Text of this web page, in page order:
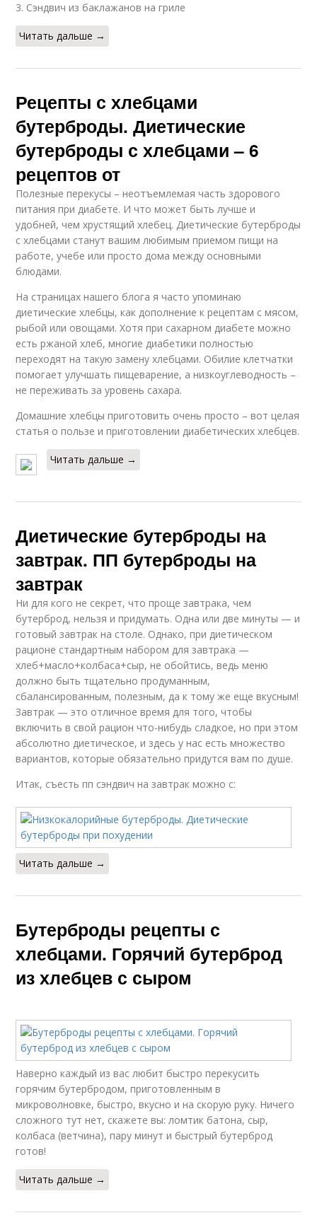
3. Сэндвич из баклажанов на гриле
Читать дальше →
Рецепты с хлебцами
бутерброды. Диетические
бутерброды с хлебцами – 6
рецептов от
Полезные перекусы – неотъемлемая часть здорового
питания при диабете. И что может быть лучше и
удобней, чем хрустящий хлебец. Диетические бутерброды
с хлебцами станут вашим любимым приемом пищи на
работе, учебе или просто дома между основными
блюдами.
На страницах нашего блога я часто упоминаю
диетические хлебцы, как дополнение к рецептам с мясом,
рыбой или овощами. Хотя при сахарном диабете можно
есть ржаной хлеб, многие диабетики полностью
переходят на такую замену хлебцами. Обилие клетчатки
помогает улучшать пищеварение, а низкоуглеводность –
не переживать за уровень сахара.
Домашние хлебцы приготовить очень просто – вот целая
статья о пользе и приготовлении диабетических хлебцев.
Читать дальше →
Диетические бутерброды на
завтрак. ПП бутерброды на
завтрак
Ни для кого не секрет, что проще завтрака, чем
бутерброд, нельзя и придумать. Одна или две минуты — и
готовый завтрак на столе. Однако, при диетическом
рационе стандартным набором для завтрака —
хлеб+масло+колбаса+сыр, не обойтись, ведь меню
должно быть тщательно продуманным,
сбалансированным, полезным, да к тому же еще вкусным!
Завтрак — это отличное время для того, чтобы
включить в свой рацион что-нибудь сладкое, но при этом
абсолютно диетическое, и здесь у нас есть множество
вариантов, которые обязательно придутся вам по душе.
Итак, съесть пп сэндвич на завтрак можно с:
Читать дальше →
Бутерброды рецепты с
хлебцами. Горячий бутерброд
из хлебцев с сыром
Наверно каждый из вас любит быстро перекусить
горячим бутербродом, приготовленным в
микроволновке, быстро, вкусно и на скорую руку. Ничего
сложного тут нет, скажете вы: ломтик батона, сыр,
колбаса (ветчина), пару минут и быстрый бутерброд
готов!
Читать дальше →